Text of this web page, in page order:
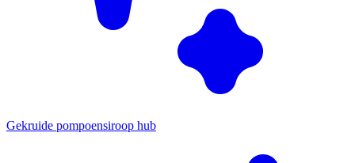
Gekruide pompoensiroop hub